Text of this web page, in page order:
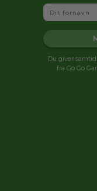
Fornavn
Du giver
fra Go Go